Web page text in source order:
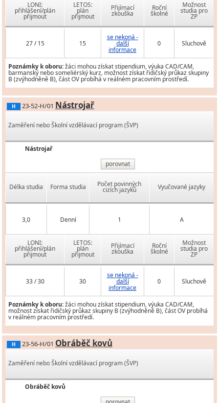
LONI:
přihlášení/plán
přijmout
LETOS:
plán
přijmout
Přijímací
zkouška
Roční
školné
Možnost
studia pro
ZP
27 / 15 15
se nekoná -
další
informace
0 Sluchově
Poznámky k oboru:žáci mohou získat stipendium, výuka CAD/CAM,
barmanský nebo someliérský kurz, možnost získat řidičský průkaz skupiny
B (zvýhodněně B), část OV probíhá v reálném pracovním prostředí.
H 23-52-H/01 Nástrojař
Zaměření nebo Školní vzdělávací program (ŠVP)
Nástrojař
porovnat
Délka studia Forma studia Počet povinných
cizích jazyků Vyučované jazyky
3,0 Denní 1 A
LONI:
přihlášení/plán
přijmout
LETOS:
plán
přijmout
Přijímací
zkouška
Roční
školné
Možnost
studia pro
ZP
33 / 30 30
se nekoná -
další
informace
0 Sluchově
Poznámky k oboru:žáci mohou získat stipendium, výuka CAD/CAM,
možnost získat řidičský průkaz skupiny B (zvýhodněně B), část OV probíhá
v reálném pracovním prostředí.
H 23-56-H/01 Obráběč kovů
Zaměření nebo Školní vzdělávací program (ŠVP)
Obráběč kovů